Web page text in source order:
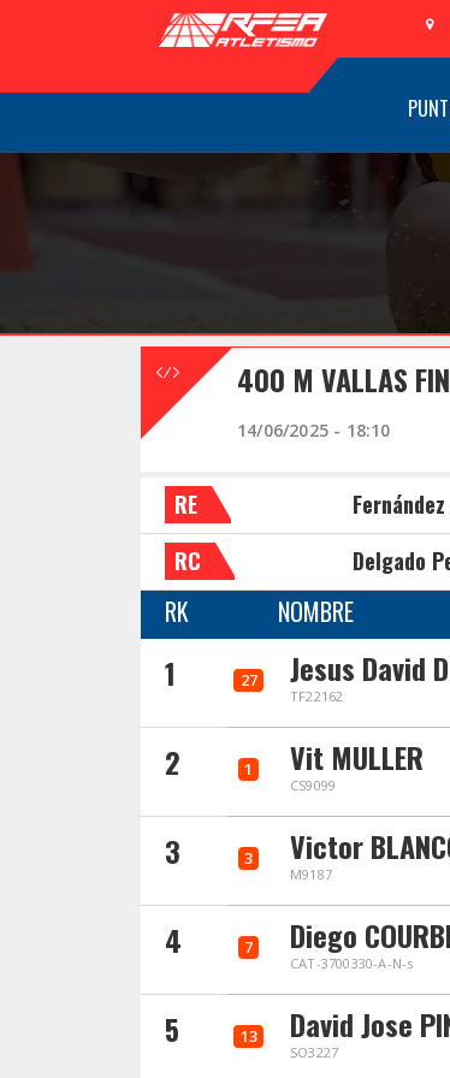
400 M VALLAS
14/06/2025 - 18:10
RE
RC Delgado
RK NOMBRE
1 27 Jesus David
TF22162
2 1 Vit MULLER
CS9099
3 3 Victor
M9187
4 7 Diego
CAT-3700330-A-N-s
5 13 David Jose
SO3227